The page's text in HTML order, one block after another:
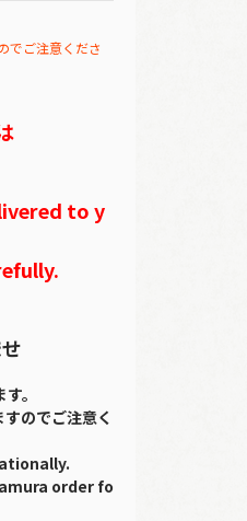
でご注意くださ
to y
。
のでご注意く
order fo